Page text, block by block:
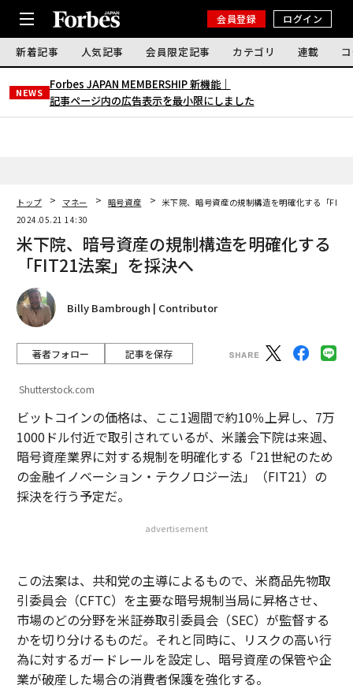
会員登録 ログイン
新着記事 人気記事 会員限定記事 カテゴリ 連載
NEWS
Forbes JAPAN MEMBERSHIP 新機能｜
記事ページ内の広告表示を最小限にしました
トップ マネー 暗号資産
米下院、暗号資産の規制構造を明確化する「
2024.05.21 14:30
米下院、暗号資産の規制構造を明確化する
「FIT21法案」を採決へ
Billy Bambrough | Contributor
著者フォロー 記事を保存
Shutterstock.com
ビットコインの価格は、ここ1週間で約10％上昇し、7万
1000ドル付近で取引されているが、米議会下院は来週、
暗号資産業界に対する規制を明確化する「21世紀のため
の金融イノベーション・テクノロジー法」（FIT21）の
採決を行う予定だ。
advertisement
この法案は、共和党の主導によるもので、米商品先物取
引委員会（CFTC）を主要な暗号規制当局に昇格させ、
市場のどの分野を米証券取引委員会（SEC）が監督する
かを切り分けるものだ。それと同時に、リスクの高い行
為に対するガードレールを設定し、暗号資産の保管や企
業が破産した場合の消費者保護を強化する。